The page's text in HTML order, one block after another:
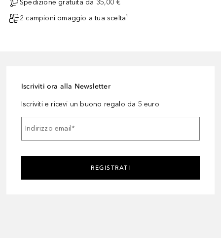
Spedizione gratuita da 35,00 €
2 campioni omaggio a tua scelta¹
Iscriviti ora alla Newsletter
Iscriviti e ricevi un buono regalo da 5 euro
Indirizzo email*
REGISTRATI